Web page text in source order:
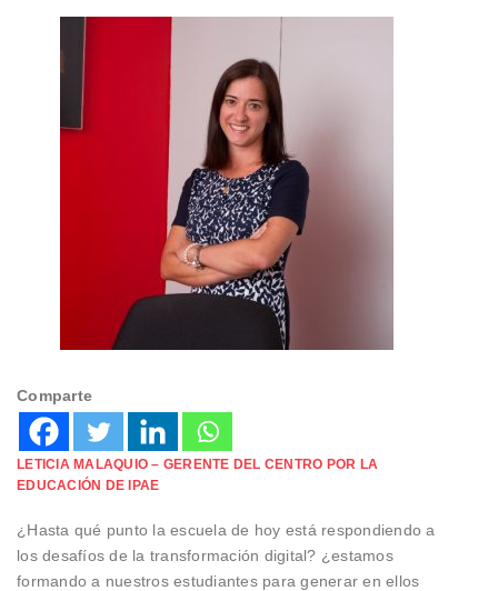
Comparte
LETICIA MALAQUIO – GERENTE DEL CENTRO POR LA
EDUCACIÓN DE IPAE
¿Hasta qué punto la escuela de hoy está respondiendo a
los desafíos de la transformación digital? ¿estamos
formando a nuestros estudiantes para generar en ellos